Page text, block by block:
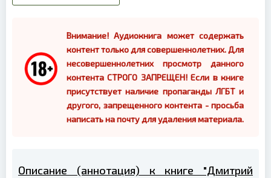
Внимание! Аудиокнига может содержать
контент только для совершеннолетних. Для
несовершеннолетних просмотр данного
контента СТРОГО ЗАПРЕЩЕН! Если в книге
присутствует наличие пропаганды ЛГБТ и
другого, запрещенного контента - просьба
написать на почту для удаления материала.
Описание (аннотация) к книге "Дмитрий